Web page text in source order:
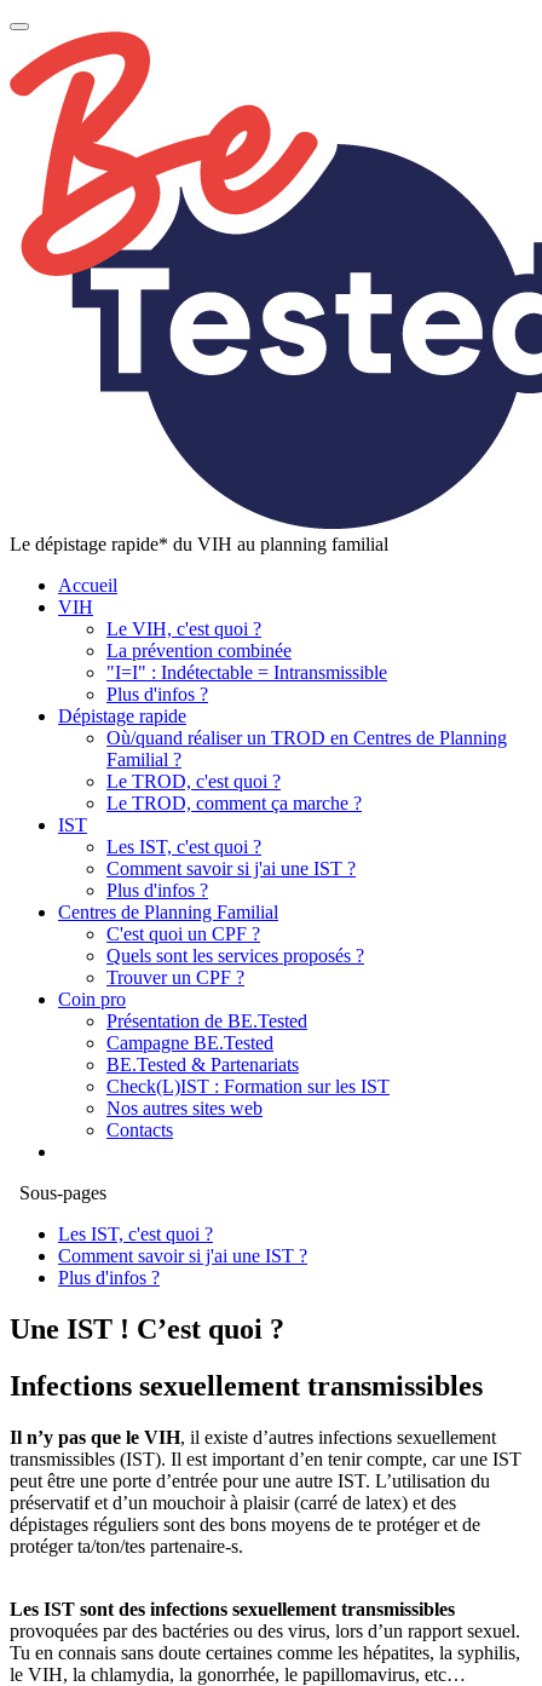
Le dépistage rapide* du VIH au planning familial
Accueil
VIH
Le VIH, c'est quoi ?
La prévention combinée
"I=I" : Indétectable = Intransmissible
Plus d'infos ?
Dépistage rapide
Où/quand réaliser un TROD en Centres de Planning
Familial ?
Le TROD, c'est quoi ?
Le TROD, comment ça marche ?
IST
Les IST, c'est quoi ?
Comment savoir si j'ai une IST ?
Plus d'infos ?
Centres de Planning Familial
C'est quoi un CPF ?
Quels sont les services proposés ?
Trouver un CPF ?
Coin pro
Présentation de BE.Tested
Campagne BE.Tested
BE.Tested & Partenariats
Check(L)IST : Formation sur les IST
Nos autres sites web
Contacts
Sous-pages
Les IST, c'est quoi ?
Comment savoir si j'ai une IST ?
Plus d'infos ?
Une IST ! C’est quoi ?
Infections sexuellement transmissibles
Il n’y pas que le VIH, il existe d’autres infections sexuellement
transmissibles (IST). Il est important d’en tenir compte, car une IST
peut être une porte d’entrée pour une autre IST. L’utilisation du
préservatif et d’un mouchoir à plaisir (carré de latex) et des
dépistages réguliers sont des bons moyens de te protéger et de
protéger ta/ton/tes partenaire-s.
Les IST sont des infections sexuellement transmissibles
provoquées par des bactéries ou des virus, lors d’un rapport sexuel.
Tu en connais sans doute certaines comme les hépatites, la syphilis,
le VIH, la chlamydia, la gonorrhée, le papillomavirus, etc…